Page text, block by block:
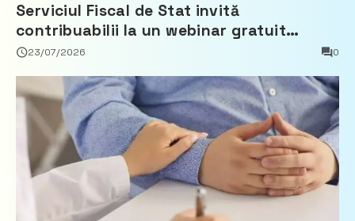
Serviciul Fiscal de Stat invită
contribuabilii la un webinar gratuit
privind calculul impozitului pe bunurile
23/07/2026 0